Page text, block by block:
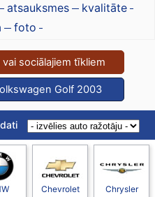
atsauksmes
kvalitāte
foto
sociālajiem tīkliem
Golf 2003
Chevrolet Chrysler